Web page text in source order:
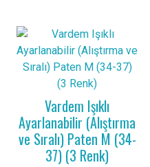
Vardem Işıklı
Ayarlanabilir (Alıştırma
ve Sıralı) Paten M (34-
37) (3 Renk)